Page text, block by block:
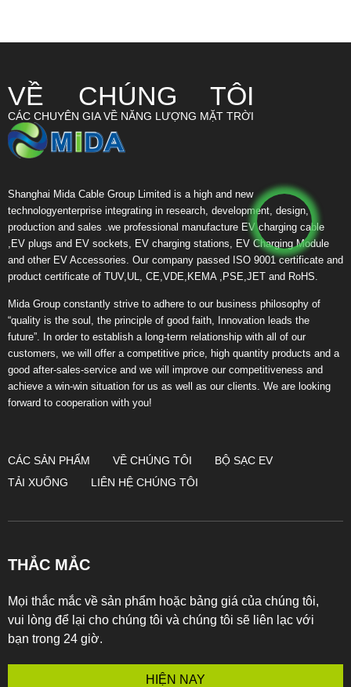
VỀ CHÚNG TÔI
CÁC CHUYÊN GIA VỀ NĂNG LƯỢNG MẶT TRỜI
Shanghai Mida Cable Group Limited is a high and new
technologyenterprise integrating in research, development, design,
production and sales .we professional manufacture EV charging cable
,EV plugs and EV sockets, EV charging stations, EV Charging Module
and other EV Accessories. Our company passed ISO 9001 certificate and
product certificate of TUV,UL, CE,VDE,KEMA ,PSE,JET and RoHS.
Mida Group constantly strive to adhere to our business philosophy of
“quality is the soul, the principle of good faith, Innovation leads the
future”. In order to establish a long-term relationship with all of our
customers, we will offer a competitive price, high quantity products and a
good after-sales-service and we will improve our competitiveness and
achieve a win-win situation for us as well as our clients. We are looking
forward to cooperation with you!
CÁC SẢN PHẨM VỀ CHÚNG TÔI
BỘ SẠC EV
TẢI XUỐNG
LIÊN HỆ CHÚNG TÔI
THẮC MẮC
Mọi thắc mắc về sản phẩm hoặc bảng giá của chúng tôi,
vui lòng để lại cho chúng tôi và chúng tôi sẽ liên lạc với
bạn trong 24 giờ.
HIỆN NAY